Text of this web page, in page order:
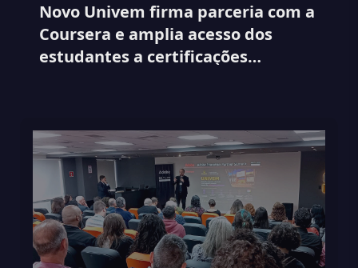
Novo Univem firma parceria com a
Coursera e amplia acesso dos
estudantes a certificações